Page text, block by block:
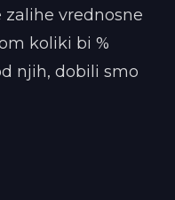
vrednosne
koliki bi %
njih, dobili smo